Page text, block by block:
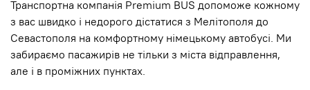
Транспортна компанія Premium BUS допоможе кожному
з вас швидко і недорого дістатися з Мелітополя до
Севастополя на комфортному німецькому автобусі. Ми
забираємо пасажирів не тільки з міста відправлення,
але і в проміжних пунктах.